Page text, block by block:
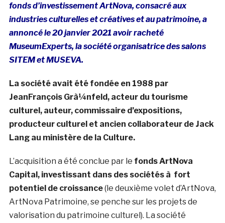
fonds d’investissement ArtNova, consacré aux
industries culturelles et créatives et au patrimoine, a
annoncé le 20 janvier 2021 avoir racheté
MuseumExperts, la société organisatrice des salons
SITEM et MUSEVA.
La société avait été fondée en 1988 par
JeanFrançois Grà¼nfeld, acteur du tourisme
culturel, auteur, commissaire d’expositions,
producteur culturel et ancien collaborateur de Jack
Lang au ministère de la Culture.
L’acquisition a été conclue par le fonds ArtNova
Capital, investissant dans des sociétés à fort
potentiel de croissance(le deuxième volet d’ArtNova,
ArtNova Patrimoine, se penche sur les projets de
valorisation du patrimoine culturel). La société